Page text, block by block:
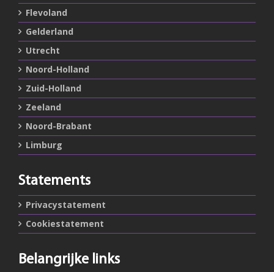
Flevoland
Gelderland
Utrecht
Noord-Holland
Zuid-Holland
Zeeland
Noord-Brabant
Limburg
Statements
Privacystatement
Cookiestatement
Belangrijke links